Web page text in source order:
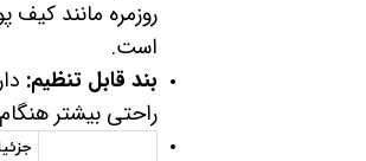
روزمره مانند کیف
است.
بند قابل تنظیم:
راحتی بیشتر